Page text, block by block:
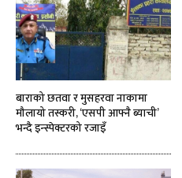
बाराको छतवा र मुसहरवा नाकामा
मौलायो तस्करी, ‘एसपी आफ्नै ब्याची’
भन्दै इन्स्पेक्टरको रजाइँ